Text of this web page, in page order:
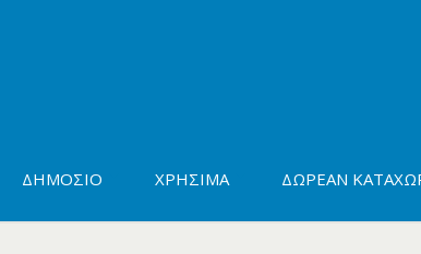
ΔΗΜΌΣΙΟ ΧΡΉΣΙΜΑ ΔΩΡΕΆΝ